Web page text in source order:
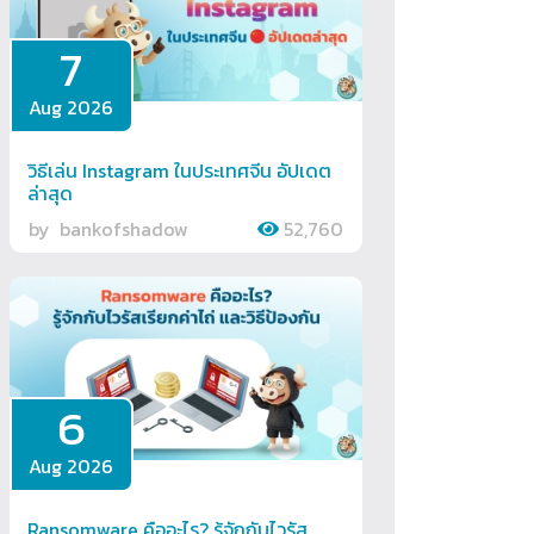
7
Aug 2026
วิธีเล่น Instagram ในประเทศจีน อัปเดต
ล่าสุด
by bankofshadow 52,760
6
Aug 2026